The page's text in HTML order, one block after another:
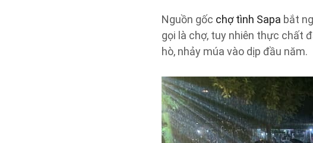
Nguồn gốc chợ tình Sapa bắt
gọi là chợ, tuy nhiên thực chất
hò, nhảy múa vào dịp đầu năm.